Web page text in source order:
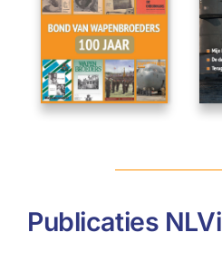
Publicaties NLVi